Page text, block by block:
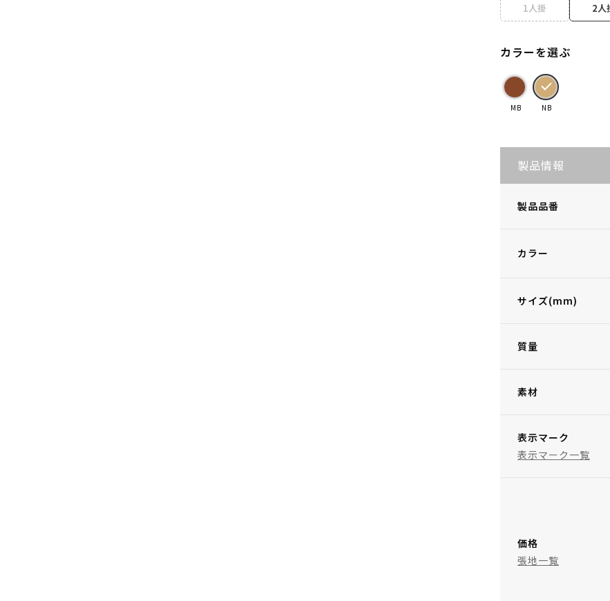
1人掛 2人
カラーを選ぶ
MB NB
製品情報
製品品番
カラー
サイズ(mm)
質量
素材
表示マーク
表示マーク一覧
価格
張地一覧